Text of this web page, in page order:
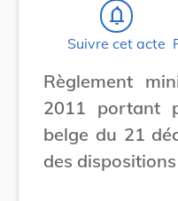
notifications_none
Suivre cet acte
Règlement
2011 portant
belge du 21
des